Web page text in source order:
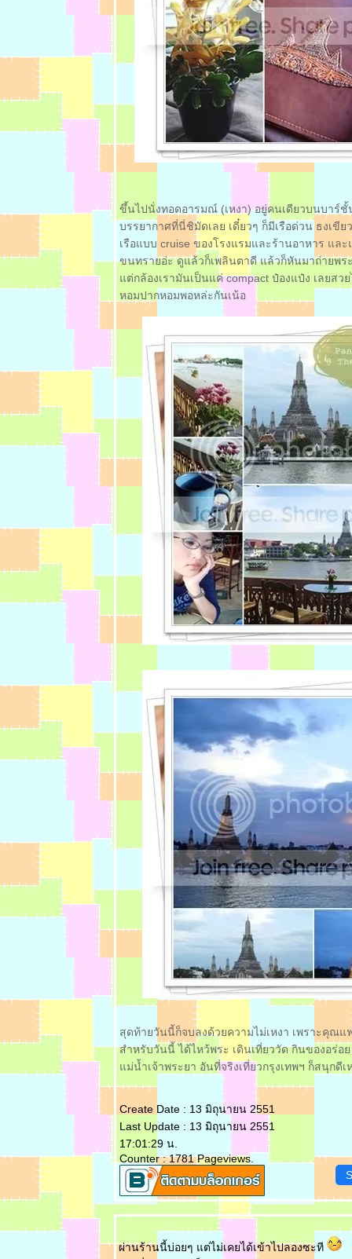
:: ** สั่งเต็มที่
@ FUJI - ก็
เค้าว่าอร่อยทู๊
กกกกอย่างนี่
เนอะ ** ::
:: ** ก๋วยจั๊บเวี
ดกงเส้นหนึบๆ
ถวๆ ตลาด
สวนหลวง ** ::
:: ** Cafe de
Tu....นี่ถ้าไม่
ก้มือ...คง
เพลีย ** ::
:: ** ผัดไท
มะละกอ ของ
ปลกที่ร้านผัด
ไทย ซ. อารีย์
:: ** พาไปร้าน
กุ้งเต้น กินมา
นานจนเต้นไม่
ค่อยจะออก
ล้ว** ::
:: ** Corner
Bar กับอาหาร
ห่งความทรง
จำในวันเกิด **
:: ** นายหนับ
เป็ดพะโล้ ณ.
ตลาดน้ำดอน
หวาย ** ::
:: ** นึกอะไร
ไม่ออก ก็ไป
สวนกุหลาบ
พระราม 5 ซิ
เนอะ ** ::
:: ** อิ่มท้อง ถูก
ตังค์ @ ร้าน
ข้าวต้ม อ.ต.ก.
จานละ 10-15-
20 ** ::
:: ** อีสานไม่
ซ่บ @ นิตยา
ไก่ย่าง ** ::
:: ** ทำไมมีแต่
เมนูกุ้งที่ร้าน
ริมสวน,
นครนายก +
อาหารเจแสน
อร่อย ** ::
:: ** เคลียร์
พรงตาหมูก
กับอาหารญี่ปุ่น
Samurai
สยามสแควร์
** ::
:: ** กินข้าวชิ
ลล์ ๆ ที่ Raka
Cafe' &
Lovetaurant,
ท่าพระอาทิตย์
:: ** ขึ้นเหลาที่
ฮั่ว เซ่ง ฮง //
ควันหลงวันแม่
** ::
: : ** มินิหม่ำ
อาหารจีนอีก
ครั้ง @ Lee
Cafe', Siam
ขึ้นไปนั่งทอดอารมณ์ (เหงา) อยู่คนเดียวบนบาร์ชั้
บรรยากาศที่นี่ชิมัดเลย เดี๋ยวๆ ก็มีเรือด่วน ธงเขีย
เรือแบบ cruise ของโรงแรมและร้านอาหาร และ
ขนทรายอ่ะ ดูแล้วก็เพลินตาดี แล้วก็หันมาถ่ายพ
ต่กล้องเรามันเป็นแค่ compact ป๋องแป๋ง เลยส
หอมปากหอมพอหล่ะกันเน้อ
สุดท้ายวันนี้ก็จบลงด้วยความไม่เหงา เพราะคุณ
สำหรับวันนี้ ได้ไหว้พระ เดินเที่ยววัด กินของอร่อ
ม่น้ำเจ้าพระยา อันที่จริงเที่ยวกรุงเทพฯ ก็สนุกดี
Create Date : 13 มิถุนายน 2551
Last Update : 13 มิถุนายน 2551
17:01:29 น.
Counter : 1781 Pageviews.
ผ่านร้านนี้บ่อยๆ แต่ไม่เคยได้เข้าไปลองซะที